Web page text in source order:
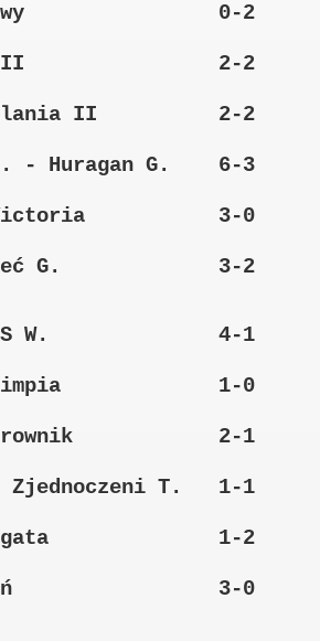
Kujawy 0-2
Unia II 2-2
Goplania II 2-2
T. - Huragan G. 6-3
– Victoria 3-0
Noteć G. 3-2
- LZS W. 4-1
Olimpia 1-0
Cukrownik 2-1
Zjednoczeni T. 1-1
Fregata 1-2
Pogoń 3-0